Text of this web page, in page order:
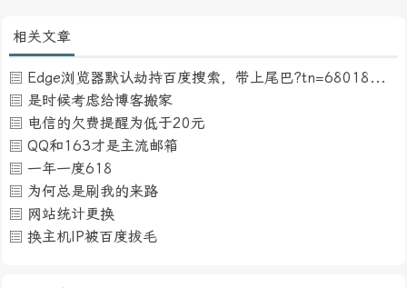
相关文章
Edge浏览器默认劫持百度搜索，带上尾巴?tn=68018901_16_pg
是时候考虑给博客搬家
电信的欠费提醒为低于20元
QQ和163才是主流邮箱
一年一度618
为何总是刷我的来路
网站统计更换
换主机IP被百度拔毛